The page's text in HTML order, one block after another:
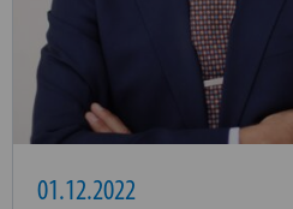
01.12.2022